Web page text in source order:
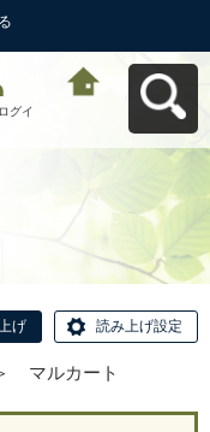
グイ
げ 読み上げ設定
マルカート